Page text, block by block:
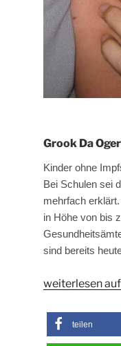
Grook Da Oger
Kinder ohne
Bei Schulen sei
mehrfach
in Höhe von bis
sind bereits
weiterlesen
teilen